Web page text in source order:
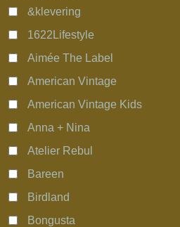
&klevering
1622Lifestyle
Aimée The Label
American Vintage
American Vintage Kids
Anna + Nina
Atelier Rebul
Bareen
Birdland
Bongusta